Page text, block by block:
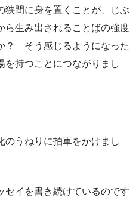
狭間に身を置くことが、じぶ
ら生み出されることばの強度
？ そう感じるようになった
を持つことにつながりまし
のうねりに拍車をかけまし
セイを書き続けているのです